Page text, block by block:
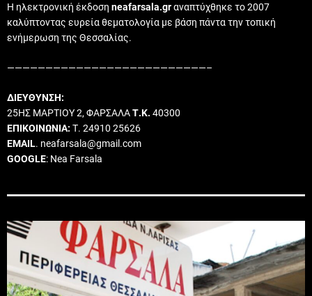
Η ηλεκτρονική έκδοση neafarsala.grαναπτύχθηκε το 2007
καλύπτοντας ευρεία θεματολογία με βάση πάντα την τοπική
ενήμερωση της Θεσσαλίας.
——————————————————————————–
ΔΙΕΥΘΥΝΣΗ:
25ΗΣ ΜΑΡΤΙΟΥ 2, ΦΑΡΣΑΛΑΤ.Κ. 40300
ΕΠΙΚΟΙΝΩΝΙΑ: Τ. 24910 25626
EMAIL. neafarsala@gmail.com
GOOGLE: Nea Farsala